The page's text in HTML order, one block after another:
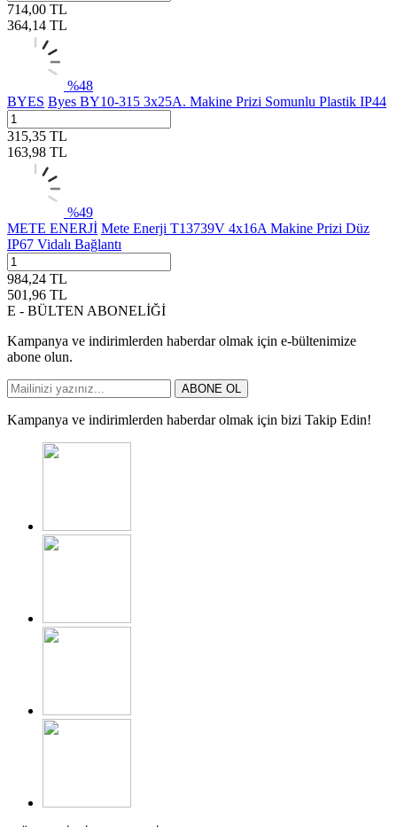
714,00 TL
364,14 TL
%48
BYES Byes BY10-315 3x25A. Makine Prizi Somunlu Plastik IP44
315,35 TL
163,98 TL
%49
METE ENERJİ Mete Enerji T13739V 4x16A Makine Prizi Düz
IP67 Vidalı Bağlantı
984,24 TL
501,96 TL
E - BÜLTEN ABONELİĞİ
Kampanya ve indirimlerden haberdar olmak için e-bültenimize
abone olun.
ABONE OL
Kampanya ve indirimlerden haberdar olmak için bizi Takip Edin!